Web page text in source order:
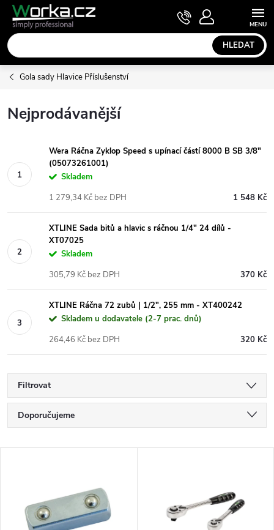
Přejít
obsah
HLEDAT
NÁKUPNÍ
KOŠÍK
Gola sady Hlavice Příslušenství
Nejprodávanější
Wera Ráčna Zyklop Speed s upínací částí 8000 B SB 3/8"
(05073261001)
Skladem
1 548 Kč
1 279,34 Kč bez DPH
XTLINE Sada bitů a hlavic s ráčnou 1/4" 24 dílů -
XT07025
Skladem
370 Kč
305,79 Kč bez DPH
XTLINE Ráčna 72 zubů | 1/2", 255 mm - XT400242
Skladem u dodavatele (2-7 prac. dnů)
320 Kč
264,46 Kč bez DPH
Filtrovat
Ř
a
Doporučujeme
Abecedně